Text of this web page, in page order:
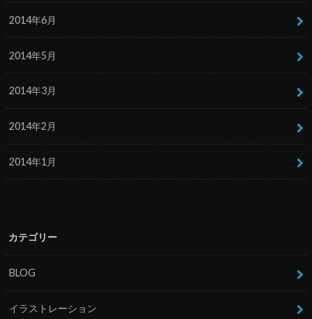
2014年6月
2014年5月
2014年3月
2014年2月
2014年1月
カテゴリー
BLOG
イラストレーション